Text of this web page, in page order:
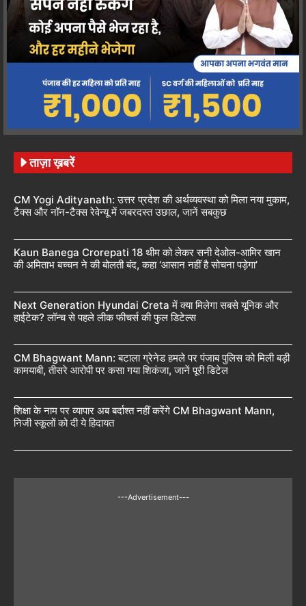
ताज़ा ख़बरें
CM Yogi Adityanath: उत्तर प्रदेश की अर्थव्यवस्था को मिला नया मुकाम,
टैक्स और नॉन-टैक्स रेवेन्यू में जबरदस्त उछाल, जानें सबकुछ
Kaun Banega Crorepati 18 थीम को लेकर सनी देओल-आमिर खान
की अमिताभ बच्चन ने की बोलती बंद, कहा ‘आसान नहीं है सोचना पड़ेगा’
Next Generation Hyundai Creta में क्या मिलेगा सबसे यूनिक और
हाईटेक? लॉन्च से पहले लीक फीचर्स की फुल डिटेल्स
CM Bhagwant Mann: बटाला ग्रेनेड हमले पर पंजाब पुलिस को मिली बड़ी
कामयाबी, तीसरे आरोपी पर कसा गया शिकंजा, जानें पूरी डिटेल
शिक्षा के नाम पर व्यापार अब बर्दाश्त नहीं करेंगे CM Bhagwant Mann,
निजी स्कूलों को दी ये हिदायत
---Advertisement---